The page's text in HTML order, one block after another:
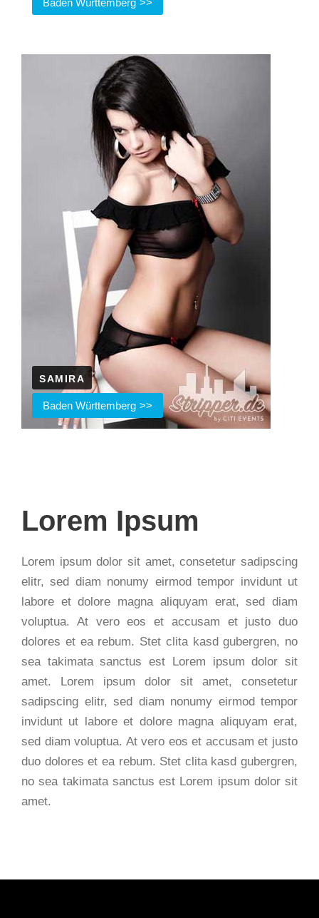
Baden Württemberg
SAMIRA
Baden Württemberg
Lorem Ipsum
Lorem ipsum dolor sit amet, consetetur sadipscing
elitr, sed diam nonumy eirmod tempor invidunt ut
labore et dolore magna aliquyam erat, sed diam
voluptua. At vero eos et accusam et justo duo
dolores et ea rebum. Stet clita kasd gubergren, no
sea takimata sanctus est Lorem ipsum dolor sit
amet. Lorem ipsum dolor sit amet, consetetur
sadipscing elitr, sed diam nonumy eirmod tempor
invidunt ut labore et dolore magna aliquyam erat,
sed diam voluptua. At vero eos et accusam et justo
duo dolores et ea rebum. Stet clita kasd gubergren,
no sea takimata sanctus est Lorem ipsum dolor sit
amet.